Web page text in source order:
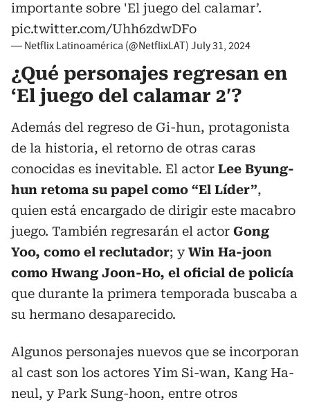
importante sobre 'El juego del calamar’.
pic.twitter.com/Uhh6zdwDFo
— Netflix Latinoamérica (@NetflixLAT) July 31, 2024
¿Qué personajes regresan en
‘El juego del calamar 2′?
Además del regreso de Gi-hun, protagonista
de la historia, el retorno de otras caras
conocidas es inevitable. El actor Lee Byung-
hun retoma su papel como “El Líder”,
quien está encargado de dirigir este macabro
juego. También regresarán el actor Gong
Yoo, como el reclutador; yWin Ha-joon
como Hwang Joon-Ho, el oficial de policía
que durante la primera temporada buscaba a
su hermano desaparecido.
Algunos personajes nuevos que se incorporan
al cast son los actores Yim Si-wan, Kang Ha-
neul, y Park Sung-hoon, entre otros